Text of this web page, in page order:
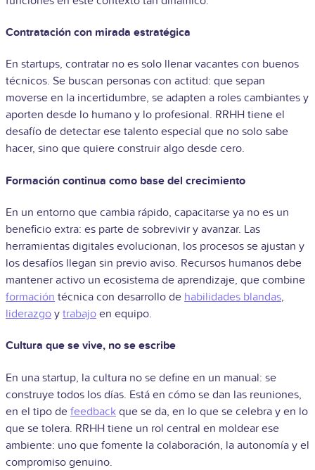
Contratación con mirada estratégica
En startups, contratar no es solo llenar vacantes con buenos
técnicos. Se buscan personas con actitud: que sepan
moverse en la incertidumbre, se adapten a roles cambiantes y
aporten desde lo humano y lo profesional. RRHH tiene el
desafío de detectar ese talento especial que no solo sabe
hacer, sino que quiere construir algo desde cero.
Formación continua como base del crecimiento
En un entorno que cambia rápido, capacitarse ya no es un
beneficio extra: es parte de sobrevivir y avanzar. Las
herramientas digitales evolucionan, los procesos se ajustan y
los desafíos llegan sin previo aviso. Recursos humanos debe
mantener activo un ecosistema de aprendizaje, que combine
formación técnica con desarrollo de habilidades blandas,
liderazgo y trabajo en equipo.
Cultura que se vive, no se escribe
En una startup, la cultura no se define en un manual: se
construye todos los días. Está en cómo se dan las reuniones,
en el tipo de feedback que se da, en lo que se celebra y en lo
que se tolera. RRHH tiene un rol central en moldear ese
ambiente: uno que fomente la colaboración, la autonomía y el
compromiso genuino.